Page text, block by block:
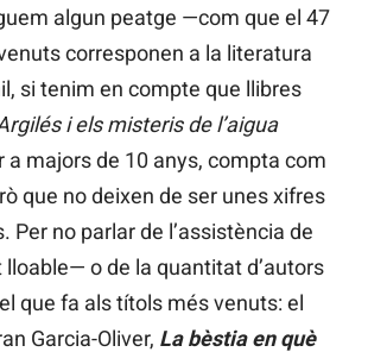
algun peatge —com que el 47
corresponen a la literatura
si tenim en compte que llibres
i els misteris de l’aigua
a majors de 10 anys, compta com
que no deixen de ser unes xifres
Per no parlar de l’assistència de
o de la quantitat d’autors
que fa als títols més venuts: el
Garcia-Oliver, La bèstia en què